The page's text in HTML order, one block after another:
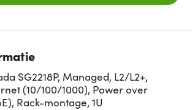
SG2218P, Managed, L2/L2+,
(10/100/1000), Power over
Rack-montage, 1U